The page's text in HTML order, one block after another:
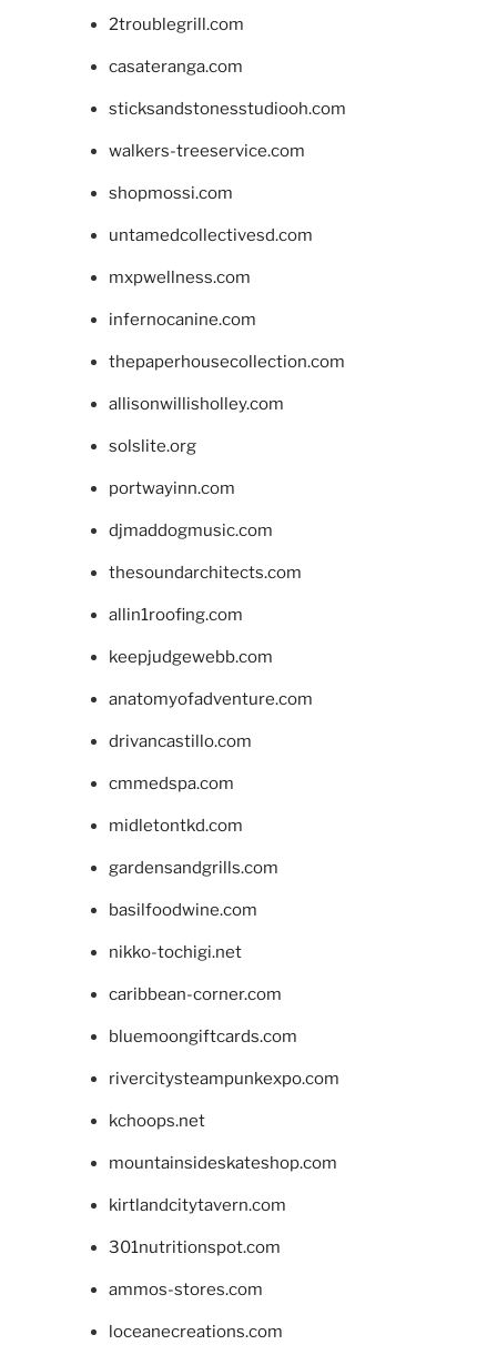
2troublegrill.com
casateranga.com
sticksandstonesstudiooh.com
walkers-treeservice.com
shopmossi.com
untamedcollectivesd.com
mxpwellness.com
infernocanine.com
thepaperhousecollection.com
allisonwillisholley.com
solslite.org
portwayinn.com
djmaddogmusic.com
thesoundarchitects.com
allin1roofing.com
keepjudgewebb.com
anatomyofadventure.com
drivancastillo.com
cmmedspa.com
midletontkd.com
gardensandgrills.com
basilfoodwine.com
nikko-tochigi.net
caribbean-corner.com
bluemoongiftcards.com
rivercitysteampunkexpo.com
kchoops.net
mountainsideskateshop.com
kirtlandcitytavern.com
301nutritionspot.com
ammos-stores.com
loceanecreations.com